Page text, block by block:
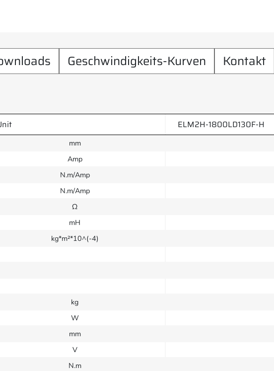
Geschwindigkeits-Kurven Kontakt
ELM2H-1800LD130F-H
mm
Amp
N.m/Amp
N.m/Amp
Ω
mH
kg*m²*10^(-4)
kg
W
mm
V
N.m